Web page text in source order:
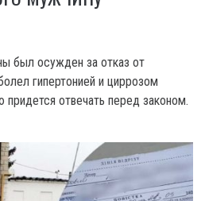
был осужден за отказ от
гипертонией и циррозом
придется отвечать перед законом.